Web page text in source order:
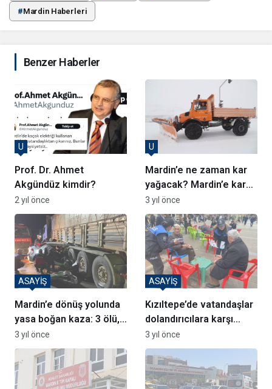
#Mardin Haberleri
Benzer Haberler
Prof. Dr. Ahmet
Akgündüz kimdir?
U
2 yıl önce
Mardin’e ne zaman kar
yağacak? Mardin’e kar
ne zaman gelecek?
U
3 yıl önce
Mardin’e dönüş yolunda
yasa boğan kaza: 3 ölü,
2 yaralı
ASAYİŞ
3 yıl önce
Kızıltepe’de vatandaşlar
dolandırıcılara karşı
bilgilendirildi
ASAYİŞ
3 yıl önce